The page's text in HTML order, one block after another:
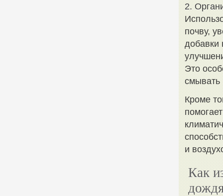
2.
почву,
добавки
Это
смывать
Кроме
и
Как